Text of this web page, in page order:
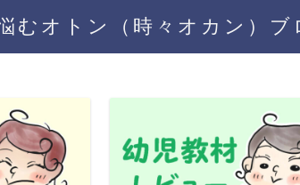
むオトン（時々オカン）ブ